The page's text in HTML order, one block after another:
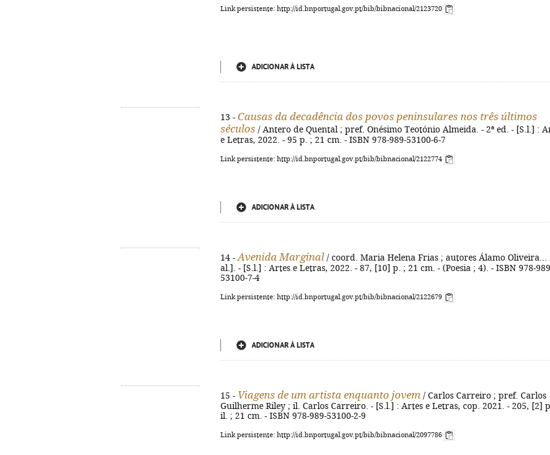
Link persistente: http://id.bnportugal.gov.pt/bib/bibnacional/2123720
ADICIONAR À LISTA
13 - Causas da decadência dos povos peninsulares nos três últimos
séculos / Antero de Quental ; pref. Onésimo Teotónio Almeida. - 2ª ed. - [S.l.] :
e Letras, 2022. - 95 p. ; 21 cm. - ISBN 978-989-53100-6-7
Link persistente: http://id.bnportugal.gov.pt/bib/bibnacional/2122774
ADICIONAR À LISTA
14 - Avenida Marginal / coord. Maria Helena Frias ; autores Álamo Oliveira...
al.]. - [S.l.] : Artes e Letras, 2022. - 87, [10] p. ; 21 cm. - (Poesia ; 4). - ISBN 978-
53100-7-4
Link persistente: http://id.bnportugal.gov.pt/bib/bibnacional/2122679
ADICIONAR À LISTA
15 - Viagens de um artista enquanto jovem / Carlos Carreiro ; pref. Carlos
Guilherme Riley ; il. Carlos Carreiro. - [S.l.] : Artes e Letras, cop. 2021. - 205, [2]
il. ; 21 cm. - ISBN 978-989-53100-2-9
Link persistente: http://id.bnportugal.gov.pt/bib/bibnacional/2097786